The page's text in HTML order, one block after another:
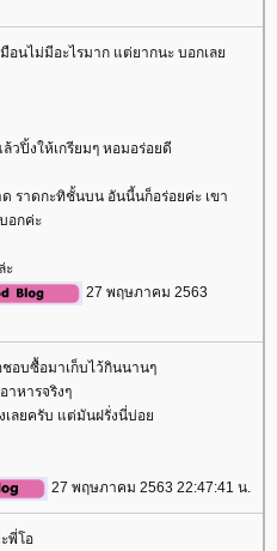
อนไม่มีอะไรมาก แต่ยากนะ บอกเล
ปิ้งให้เกรียมๆ หอมอร่อยดี
ราดกะทิชั้นบน อันนี้นก็อร่อยค่ะ เขา
อกค่ะ
ะ
27 พฤษภาคม 2563
อบซื้อมาเก็บไว้กินนานๆ
าหารจริงๆ
เลยครับ แต่มันฝรั่งนี่บ่อ
27 พฤษภาคม 2563 22:47:41 น.
พี่โอ